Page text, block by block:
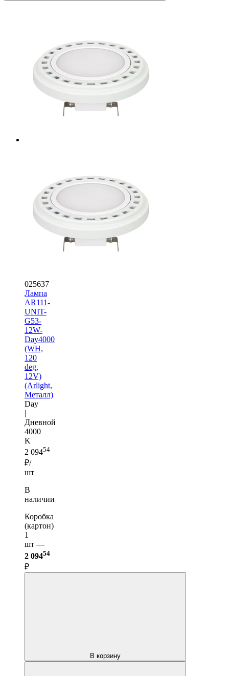
025637
Лампа
AR111-
UNIT-
G53-
12W-
Day4000
(WH,
120
deg,
12V)
(Arlight,
Металл)
Day
|
Дневной
4000
K
2 09454
₽/
шт
В
наличии
Коробка
(картон)
1
шт —
2 09454
₽
В корзину